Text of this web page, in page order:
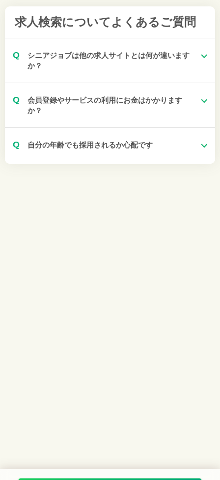
求人検索について よくあるご質問
Q
シニアジョブは他の求人サイトとは何が違います
か？
Q
会員登録やサービスの利用にお金はかかります
か？
Q 自分の年齢でも採用されるか心配です